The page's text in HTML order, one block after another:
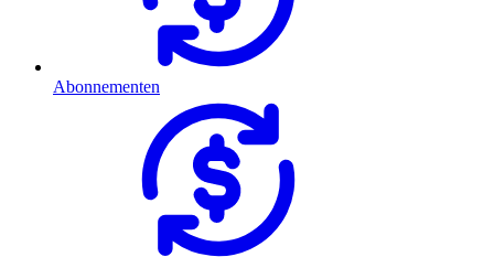
Abonnementen